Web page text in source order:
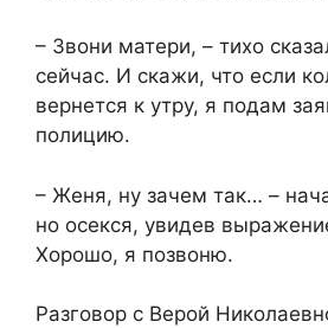
– Звони матери, – тихо
сейчас. И скажи, что если
вернется к утру, я подам
полицию.
– Женя, ну зачем так… –
но осекся, увидев
Хорошо, я позвоню.
Разговор с Верой